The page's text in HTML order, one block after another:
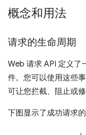
概念和用法
请求的生命周期
Web 请求 API 定义了
件。您可以使用这些
可让您拦截、阻止或修
下图显示了成功请求